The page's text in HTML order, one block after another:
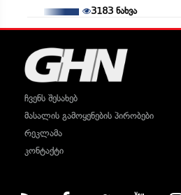
3183ნახვა
ჩვენს შესახებ
მასალის გამოყენების პირობები
რეკლამა
კონტაქტი